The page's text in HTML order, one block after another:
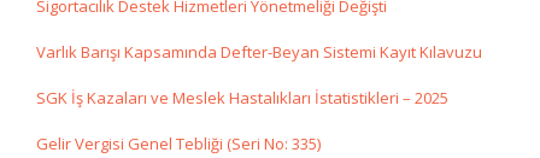
Sigortacılık Destek Hizmetleri Yönetmeliği Değişti
Varlık Barışı Kapsamında Defter-Beyan Sistemi Kayıt Kılavuzu
SGK İş Kazaları ve Meslek Hastalıkları İstatistikleri – 2025
Gelir Vergisi Genel Tebliği (Seri No: 335)